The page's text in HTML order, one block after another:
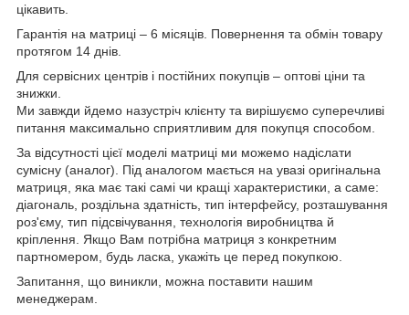
цікавить.
Гарантія на матриці – 6 місяців. Повернення та обмін товару
протягом 14 днів.
Для сервісних центрів і постійних покупців – оптові ціни та
знижки.
Ми завжди йдемо назустріч клієнту та вирішуємо суперечливі
питання максимально сприятливим для покупця способом.
За відсутності цієї моделі матриці ми можемо надіслати
сумісну (аналог). Під аналогом мається на увазі оригінальна
матриця, яка має такі самі чи кращі характеристики, а саме:
діагональ, роздільна здатність, тип інтерфейсу, розташування
роз'єму, тип підсвічування, технологія виробництва й
кріплення. Якщо Вам потрібна матриця з конкретним
партномером, будь ласка, укажіть це перед покупкою.
Запитання, що виникли, можна поставити нашим
менеджерам.